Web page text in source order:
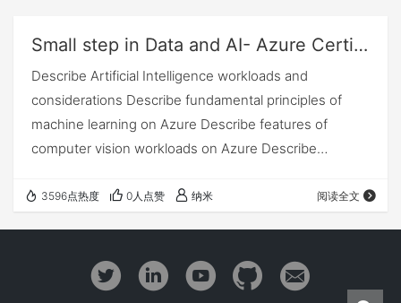
Small step in Data and AI- Azure Certificated
Describe Artificial Intelligence workloads and
considerations Describe fundamental principles of
machine learning on Azure Describe features of
computer vision workloads on Azure Describe
workloads on Azure Describ…
3596点热度 0人点赞 纳米 阅读全文